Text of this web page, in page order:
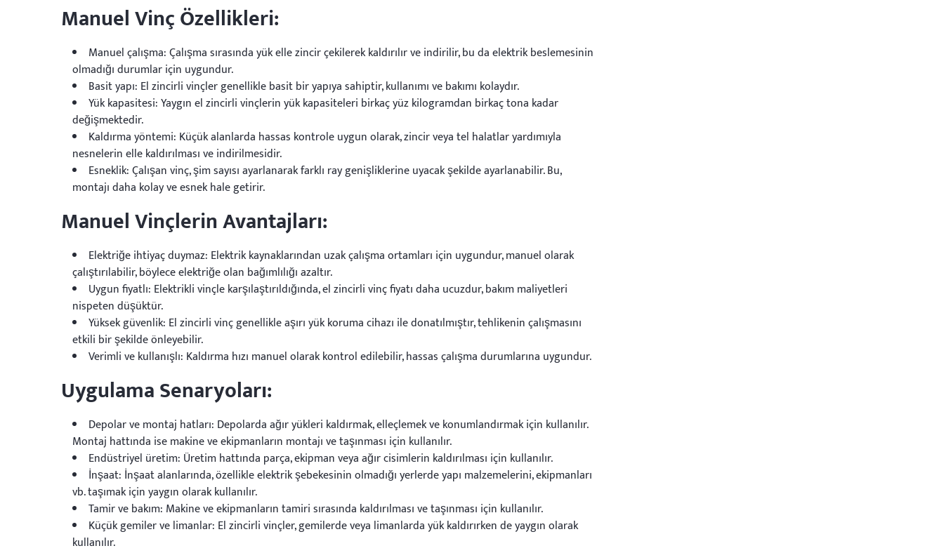
Manuel Vinç Özellikleri:
Manuel çalışma: Çalışma sırasında yük elle zincir çekilerek kaldırılır ve indirilir, bu da elektrik beslemesinin
olmadığı durumlar için uygundur.
Basit yapı: El zincirli vinçler genellikle basit bir yapıya sahiptir, kullanımı ve bakımı kolaydır.
Yük kapasitesi: Yaygın el zincirli vinçlerin yük kapasiteleri birkaç yüz kilogramdan birkaç tona kadar
değişmektedir.
Kaldırma yöntemi: Küçük alanlarda hassas kontrole uygun olarak, zincir veya tel halatlar yardımıyla
nesnelerin elle kaldırılması ve indirilmesidir.
Esneklik: Çalışan vinç, şim sayısı ayarlanarak farklı ray genişliklerine uyacak şekilde ayarlanabilir. Bu,
montajı daha kolay ve esnek hale getirir.
Manuel Vinçlerin Avantajları:
Elektriğe ihtiyaç duymaz: Elektrik kaynaklarından uzak çalışma ortamları için uygundur, manuel olarak
çalıştırılabilir, böylece elektriğe olan bağımlılığı azaltır.
Uygun fiyatlı: Elektrikli vinçle karşılaştırıldığında, el zincirli vinç fiyatı daha ucuzdur, bakım maliyetleri
nispeten düşüktür.
Yüksek güvenlik: El zincirli vinç genellikle aşırı yük koruma cihazı ile donatılmıştır, tehlikenin çalışmasını
etkili bir şekilde önleyebilir.
Verimli ve kullanışlı: Kaldırma hızı manuel olarak kontrol edilebilir, hassas çalışma durumlarına uygundur.
Uygulama Senaryoları:
Depolar ve montaj hatları: Depolarda ağır yükleri kaldırmak, elleçlemek ve konumlandırmak için kullanılır.
Montaj hattında ise makine ve ekipmanların montajı ve taşınması için kullanılır.
Endüstriyel üretim: Üretim hattında parça, ekipman veya ağır cisimlerin kaldırılması için kullanılır.
İnşaat: İnşaat alanlarında, özellikle elektrik şebekesinin olmadığı yerlerde yapı malzemelerini, ekipmanları
vb. taşımak için yaygın olarak kullanılır.
Tamir ve bakım: Makine ve ekipmanların tamiri sırasında kaldırılması ve taşınması için kullanılır.
Küçük gemiler ve limanlar: El zincirli vinçler, gemilerde veya limanlarda yük kaldırırken de yaygın olarak
kullanılır.